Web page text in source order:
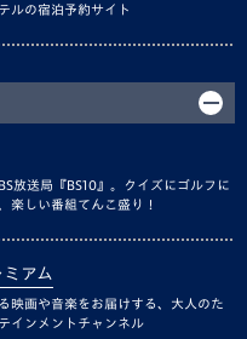
ルの宿泊予約サイト
放送局『BS10』。クイズにゴルフに
楽しい番組てんこ盛り！
アム
映画や音楽をお届けする、大人のた
インメントチャンネル